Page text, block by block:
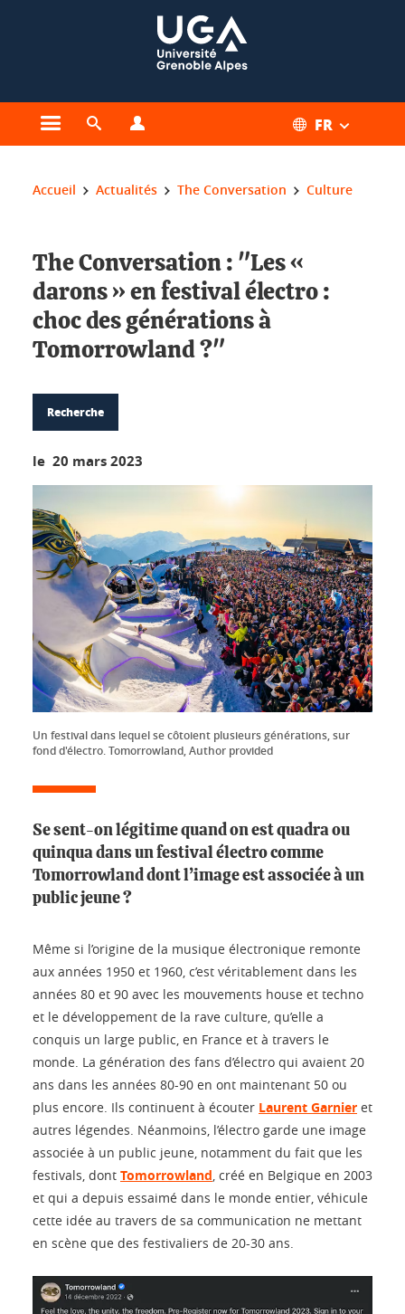
Ouvrir le menu principal
Ouvrir le moteur de recherche FR
Vous êtes ici :
Accueil Actualités The Conversation Culture
The Conversation : "Les «
darons » en festival électro :
choc des générations à
Tomorrowland ?"
Recherche
le 20 mars 2023
Un festival dans lequel se côtoient plusieurs générations, sur
fond d'électro. Tomorrowland, Author provided
Se sent-on légitime quand on est quadra ou
quinqua dans un festival électro comme
Tomorrowland dont l’image est associée à un
public jeune ?
Même si l’origine de la musique électronique remonte
aux années 1950 et 1960, c’est véritablement dans les
années 80 et 90 avec les mouvements house et techno
et le développement de la rave culture, qu’elle a
conquis un large public, en France et à travers le
monde. La génération des fans d’électro qui avaient 20
ans dans les années 80-90 en ont maintenant 50 ou
plus encore. Ils continuent à écouter Laurent Garnier et
autres légendes. Néanmoins, l’électro garde une image
associée à un public jeune, notamment du fait que les
festivals, dont Tomorrowland , créé en Belgique en 2003
et qui a depuis essaimé dans le monde entier, véhicule
cette idée au travers de sa communication ne mettant
en scène que des festivaliers de 20-30 ans.